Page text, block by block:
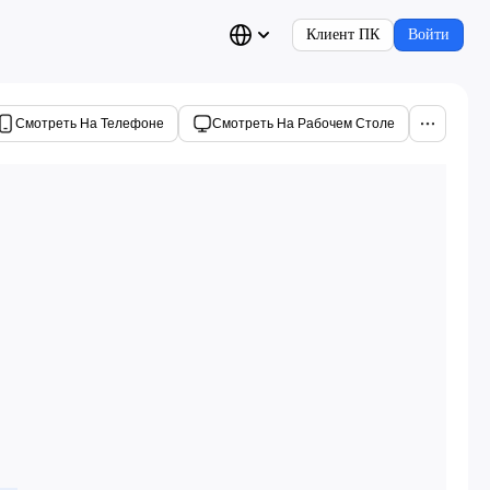
Клиент ПК Войти
Смотреть На Телефоне Смотреть На Рабочем Столе